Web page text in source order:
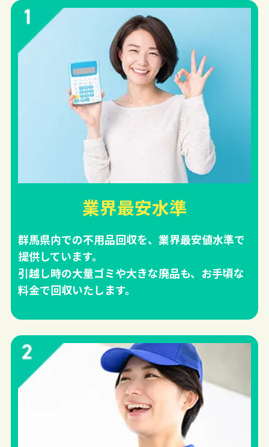
業界最安水準
群馬県内での不用品回収を、業界最安値水準で
提供しています。
引越し時の大量ゴミや大きな廃品も、お手頃な
料金で回収いたします。